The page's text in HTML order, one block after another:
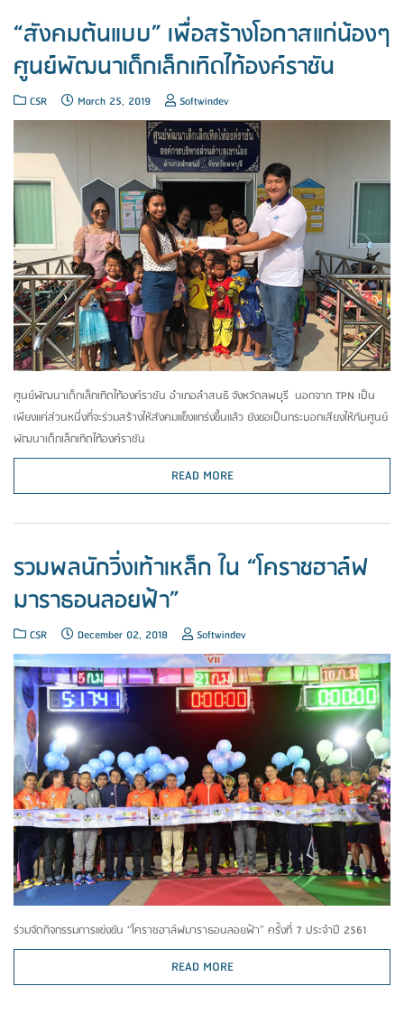
“สังคมต้นแบบ” เพื่อสร้างโอกาสแก่น้องๆ
ศูนย์พัฒนาเด็กเล็กเทิดไท้องค์ราชัน
CSR March 25, 2019 Softwindev
ศูนย์พัฒนาเด็กเล็กเทิดไท้องค์ราชัน อำเภอลำสนธิ จังหวัดลพบุรี นอกจาก TPN เป็น
เพียงแค่ส่วนหนึ่งที่จะร่วมสร้างให้สังคมแข็งแกร่งขึ้นแล้ว ยังขอเป็นกระบอกเสียงให้กับศูนย์
พัฒนาเด็กเล็กเทิดไท้องค์ราชัน
READ MORE
รวมพลนักวิ่งเท้าเหล็ก ใน “โคราชฮาล์ฟ
มาราธอนลอยฟ้า”
CSR December 02, 2018 Softwindev
ร่วมจัดกิจกรรมการแข่งขัน “โคราชฮาล์ฟมาราธอนลอยฟ้า” ครั้งที่ 7 ประจำปี 2561
READ MORE